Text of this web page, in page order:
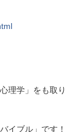
理学」をも取り
イブル」です！